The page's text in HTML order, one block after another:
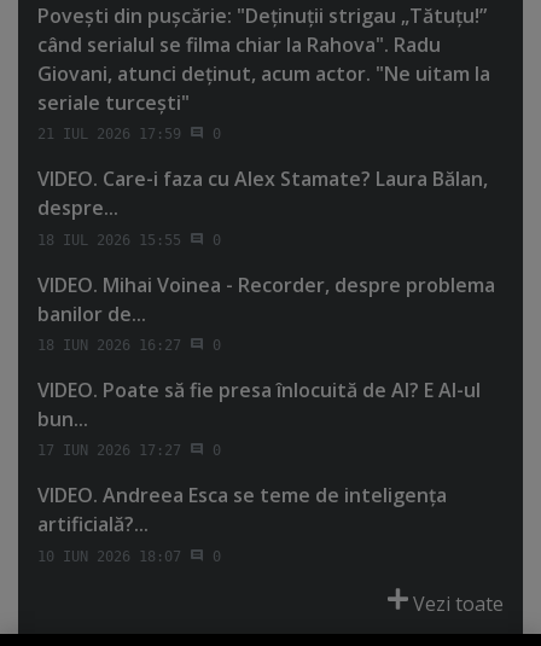
Poveşti din puşcărie: "Deţinuţii strigau „Tătuţu!”
când serialul se filma chiar la Rahova". Radu
Giovani, atunci deţinut, acum actor. "Ne uitam la
seriale turceşti"
21 IUL 2026 17:59 0
VIDEO. Care-i faza cu Alex Stamate? Laura Bălan,
despre...
18 IUL 2026 15:55 0
VIDEO. Mihai Voinea - Recorder, despre problema
banilor de...
18 IUN 2026 16:27 0
VIDEO. Poate să fie presa înlocuită de AI? E AI-ul
bun...
17 IUN 2026 17:27 0
VIDEO. Andreea Esca se teme de inteligenţa
artificială?...
10 IUN 2026 18:07 0
Vezi toate